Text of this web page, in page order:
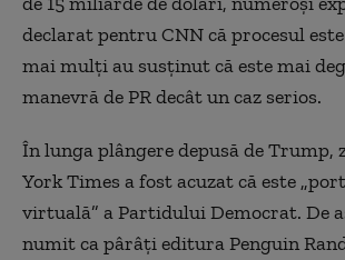
declarat pentru CNN că procesul
mai mulţi au susţinut că este mai
manevră de PR decât un caz serios.
În lunga plângere depusă de Trump,
York Times a fost acuzat că este
virtuală” a Partidului Democrat. De
numit ca pârâţi editura Penguin